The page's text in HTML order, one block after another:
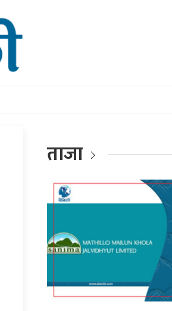
ताजा